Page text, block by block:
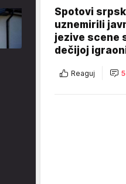
Spotovi
uznemirili
jezive scene
dečijoj
Reaguj 5